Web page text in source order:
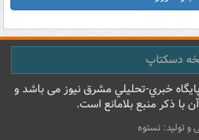
دسکتاپ
خبري-تحليلي مشرق نيوز می باشد و
با ذکر منبع بلامانع است.
و تولید: نستوه